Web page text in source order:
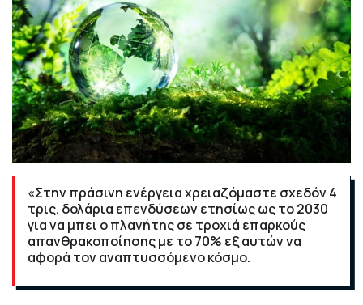
«Στην πράσινη ενέργεια χρειαζόμαστε σχεδόν 4
τρις. δολάρια επενδύσεων ετησίως ως το 2030
για να μπει ο πλανήτης σε τροχιά επαρκούς
απανθρακοποίησης με το 70% εξ αυτών να
αφορά τον αναπτυσσόμενο κόσμο.